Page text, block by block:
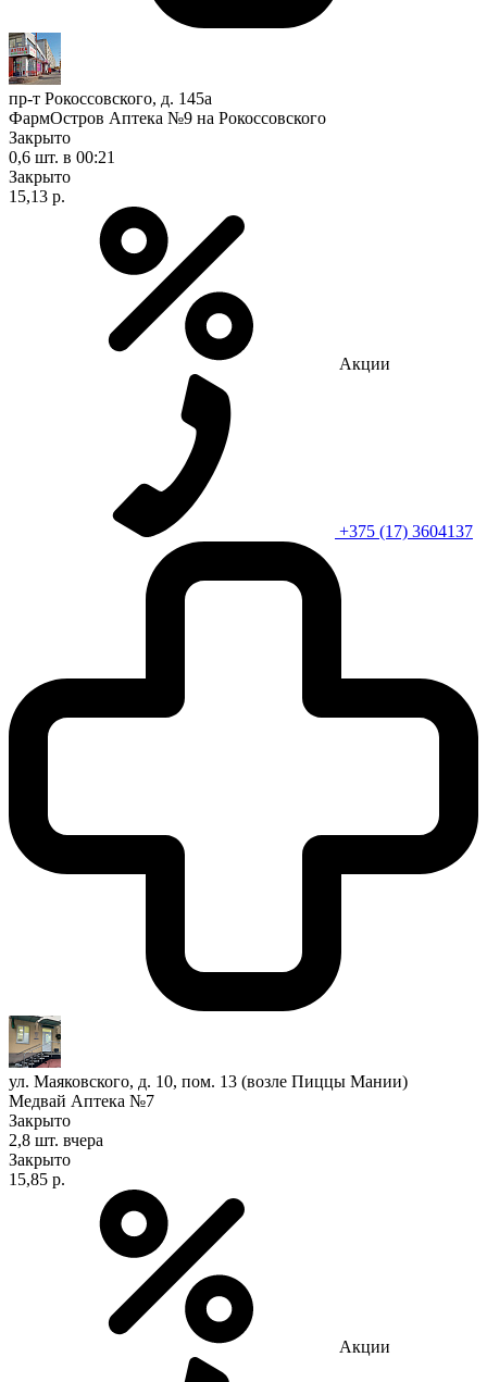
пр-т Рокоссовского, д. 145а
ФармОстров Аптека №9 на Рокоссовского
Закрыто
0,6 шт. в 00:21
Закрыто
15,13 р.
Акции
+375 (17) 3604137
ул. Маяковского, д. 10, пом. 13 (возле Пиццы Мании)
Медвай Аптека №7
Закрыто
2,8 шт. вчера
Закрыто
15,85 р.
Акции